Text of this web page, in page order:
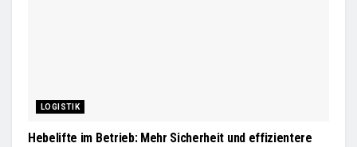
LOGISTIK
Hebelifte im Betrieb: Mehr Sicherheit und effizientere